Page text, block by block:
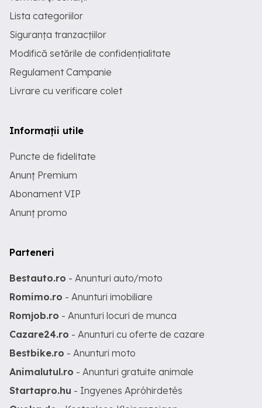
Lista categoriilor
Siguranța tranzacțiilor
Modifică setările de confidențialitate
Regulament Campanie
Livrare cu verificare colet
Informații utile
Puncte de fidelitate
Anunț Premium
Abonament VIP
Anunț promo
Parteneri
Bestauto.ro - Anunturi auto/moto
Romimo.ro - Anunturi imobiliare
Romjob.ro - Anunturi locuri de munca
Cazare24.ro - Anunturi cu oferte de cazare
Bestbike.ro - Anunturi moto
Animalutul.ro - Anunturi gratuite animale
Startapro.hu - Ingyenes Apróhirdetés